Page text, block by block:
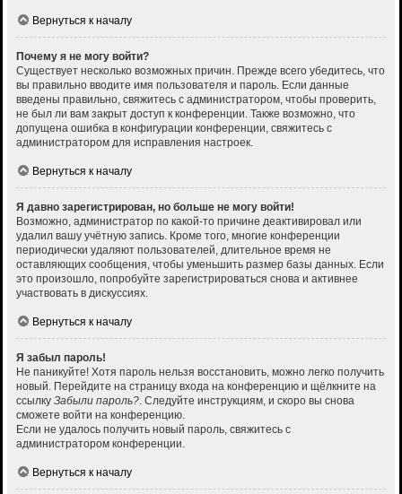
Вернуться к началу
Почему я не могу войти?
Существует несколько возможных причин. Прежде всего убедитесь, что
вы правильно вводите имя пользователя и пароль. Если данные
введены правильно, свяжитесь с администратором, чтобы проверить,
не был ли вам закрыт доступ к конференции. Также возможно, что
допущена ошибка в конфигурации конференции, свяжитесь с
администратором для исправления настроек.
Вернуться к началу
Я давно зарегистрирован, но больше не могу войти!
Возможно, администратор по какой-то причине деактивировал или
удалил вашу учётную запись. Кроме того, многие конференции
периодически удаляют пользователей, длительное время не
оставляющих сообщения, чтобы уменьшить размер базы данных. Если
это произошло, попробуйте зарегистрироваться снова и активнее
участвовать в дискуссиях.
Вернуться к началу
Я забыл пароль!
Не паникуйте! Хотя пароль нельзя восстановить, можно легко получить
новый. Перейдите на страницу входа на конференцию и щёлкните на
ссылку Забыли пароль?. Следуйте инструкциям, и скоро вы снова
сможете войти на конференцию.
Если не удалось получить новый пароль, свяжитесь с
администратором конференции.
Вернуться к началу